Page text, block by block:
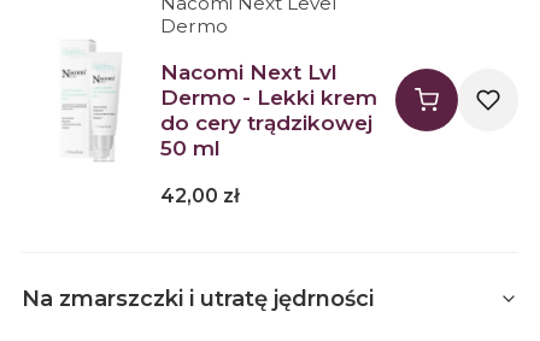
Dermo
Nacomi Next Lvl
Dermo - Lekki krem
do cery trądzikowej
50 ml
Cena
42,00 zł
Na zmarszczki i utratę jędrności